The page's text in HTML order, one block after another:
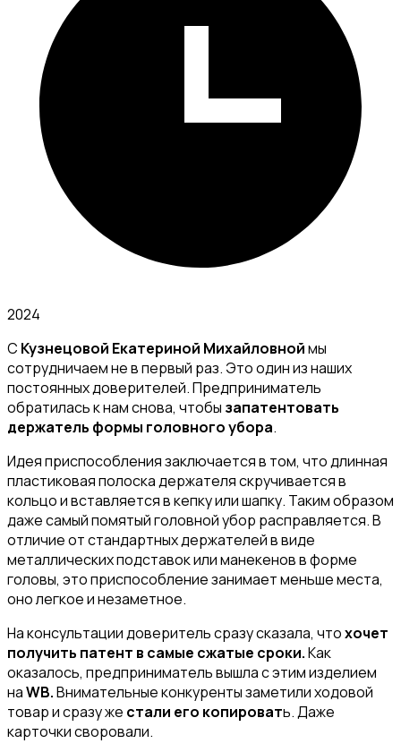
2024
С Кузнецовой Екатериной Михайловноймы
сотрудничаем не в первый раз. Это один из наших
постоянных доверителей. Предприниматель
обратилась к нам снова, чтобы запатентовать
держатель формы головного убора.
Идея приспособления заключается в том, что длинная
пластиковая полоска держателя скручивается в
кольцо и вставляется в кепку или шапку. Таким образом
даже самый помятый головной убор расправляется. В
отличие от стандартных держателей в виде
металлических подставок или манекенов в форме
головы, это приспособление занимает меньше места,
оно легкое и незаметное.
На консультации доверитель сразу сказала, чтохочет
получить патент в самые сжатые сроки.Как
оказалось, предприниматель вышла с этим изделием
наWB.Внимательные конкуренты заметили ходовой
товар и сразу же стали его копировать. Даже
карточки своровали.